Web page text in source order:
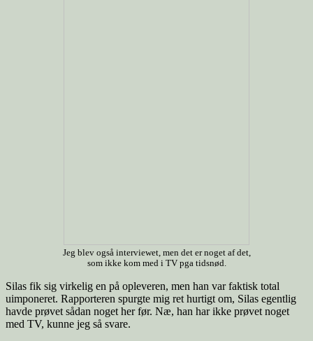
Jeg blev også interviewet, men det er noget af det,
som ikke kom med i TV pga tidsnød.
Silas fik sig virkelig en på opleveren, men han var faktisk total
uimponeret. Rapporteren spurgte mig ret hurtigt om, Silas egentlig
havde prøvet sådan noget her før. Næ, han har ikke prøvet noget
med TV, kunne jeg så svare.